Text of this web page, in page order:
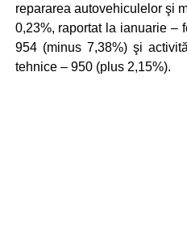
repararea autovehiculelor şi
0,23%, raportat la ianuarie –
954 (minus 7,38%) şi
tehnice – 950 (plus 2,15%).